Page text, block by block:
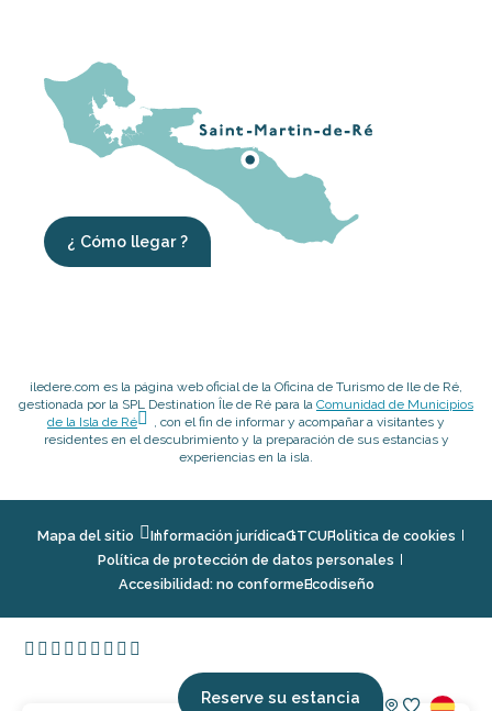
Reserve su estancia
¿ Cómo llegar ?
iledere.com es la página web oficial de la Oficina de Turismo de Ile de Ré,
gestionada por la SPL Destination Île de Ré para la Comunidad de Municipios
de la Isla de Ré
, con el fin de informar y acompañar a visitantes y
residentes en el descubrimiento y la preparación de sus estancias y
experiencias en la isla.
Mapa del sitio Información jurídicaGTCUPolitica de cookies
Política de protección de datos personales
Accesibilidad: no conformeEcodiseño